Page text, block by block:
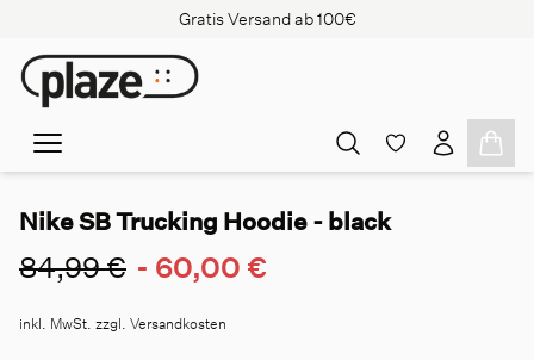
Gratis Versand ab 100€
Nike SB Trucking Hoodie - black
84,99 € - 60,00 €
inkl. MwSt. zzgl. Versandkosten